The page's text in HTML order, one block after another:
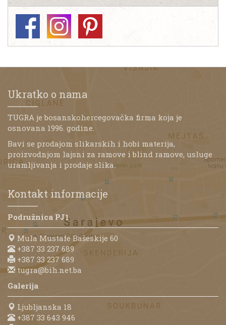
Ukratko o nama
TUGRA je bosanskohercegovačka firma koja je
osnovana 1996. godine.
Bavi se prodajom slikarskih i hobi materija,
proizvodnjom lajsni za ramove i blind ramove, usluge
uramljivanja i prodaje slika.
Kontakt informacije
Podružnica PJ1
Mula Mustafe Bašeskije 60
+387 33 237 689
+387 33 237 689
tugra@bih.net.ba
Galerija
Ljubljanska 18
+387 33 643 946